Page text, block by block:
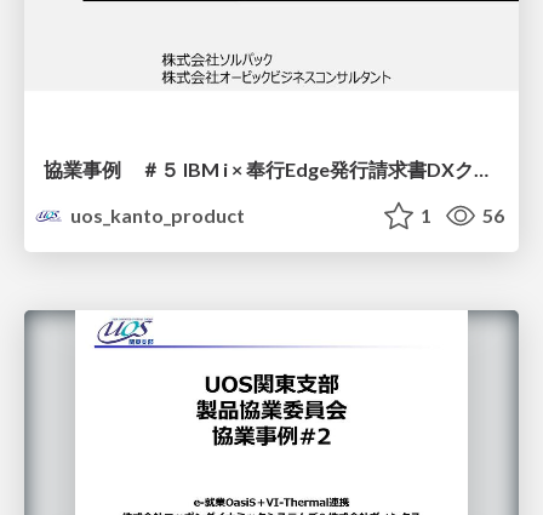
uos_kanto_product
1 56